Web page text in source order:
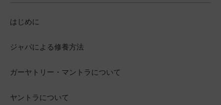
はじめに
ジャパによる修養方法
ガーヤトリー・マントラについて
ヤントラについて